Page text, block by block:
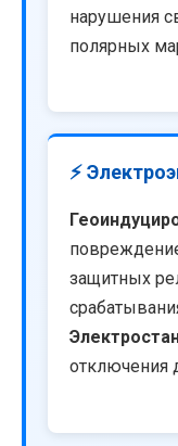
нарушения
полярных
⚡
защитных
отключения